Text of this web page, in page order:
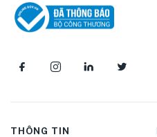
THÔNG TIN